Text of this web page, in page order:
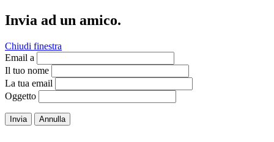
Invia ad un amico.
Chiudi finestra
Email a
Il tuo nome
La tua email
Oggetto
Invia Annulla